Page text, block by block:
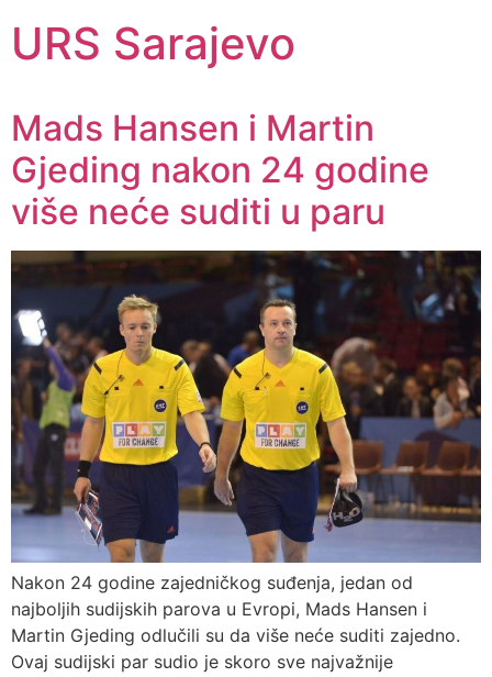
URS Sarajevo
Mads Hansen i Martin
Gjeding nakon 24 godine
više neće suditi u paru
Nakon 24 godine zajedničkog suđenja, jedan od
najboljih sudijskih parova u Evropi, Mads Hansen i
Martin Gjeding odlučili su da više neće suditi zajedno.
Ovaj sudijski par sudio je skoro sve najvažnije